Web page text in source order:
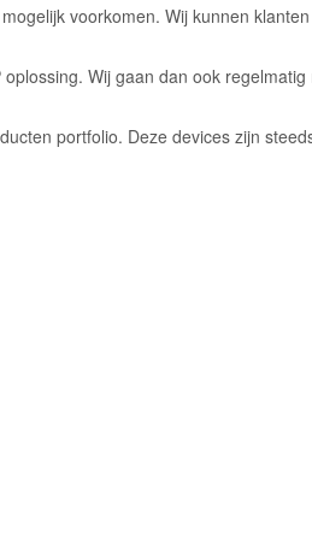
voorkomen. Wij kunnen
Wij gaan dan ook
portfolio. Deze devices zijn